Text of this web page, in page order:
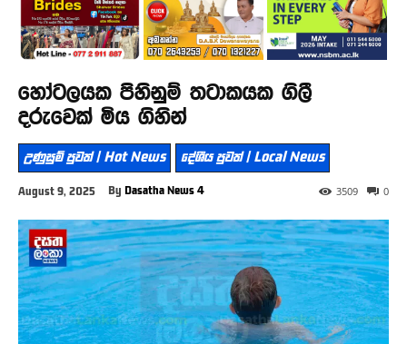
හෝටලයක පිහිනුම් තටාකයක ගිලී
දරුවෙක් මිය ගිහින්
උණුසුම් පුවත් | Hot News දේශීය පුවත් | Local News
August 9, 2025 By Dasatha News 4 0
3509